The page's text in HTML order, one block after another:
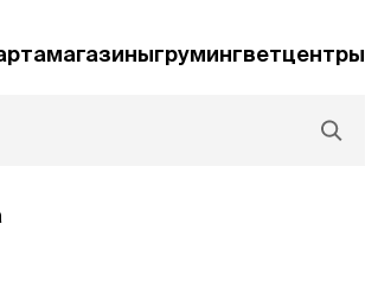
магазиныгрумингветцентры